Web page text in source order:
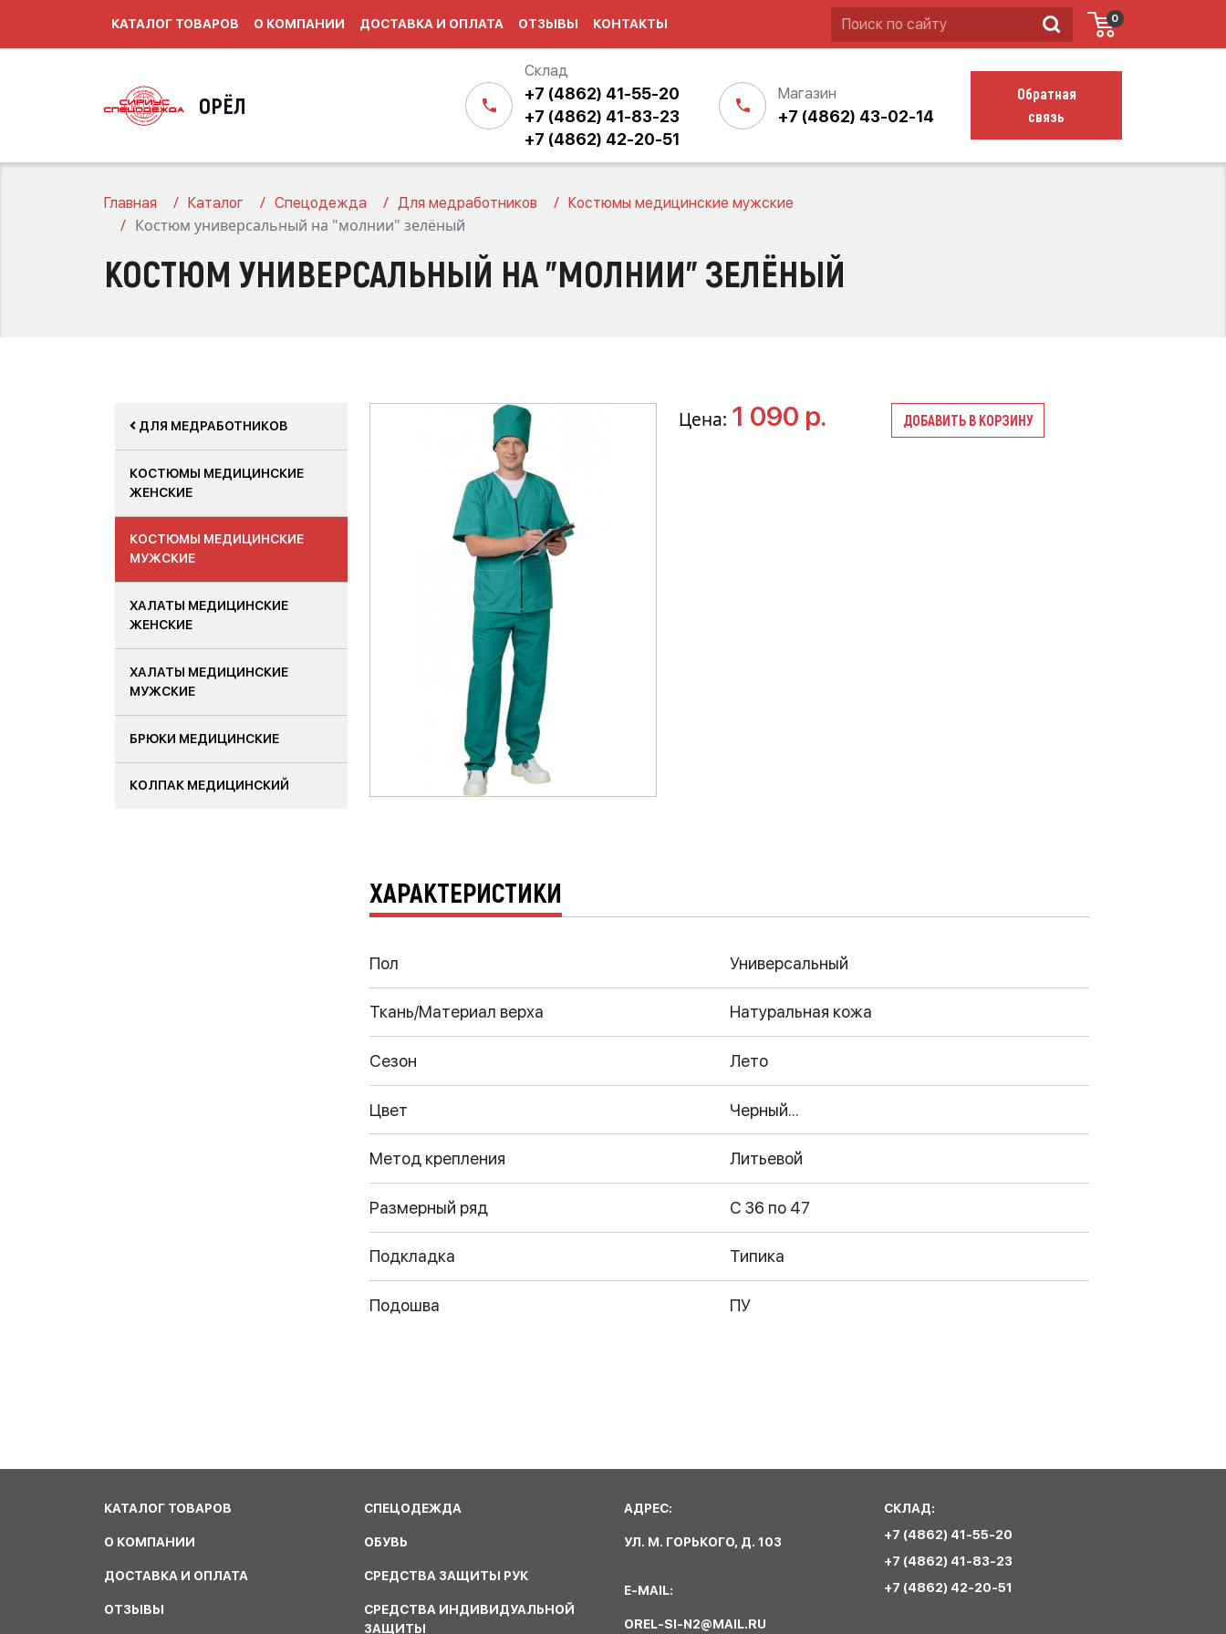
КАТАЛОГ ТОВАРОВ О КОМПАНИИ ДОСТАВКА И ОПЛАТА ОТЗЫВЫ КОНТАКТЫ 0
ОРЁЛ
Склад
+7 (4862) 41-55-20
+7 (4862) 41-83-23
+7 (4862) 42-20-51
Магазин
+7 (4862) 43-02-14
Обратная
связь
Главная Каталог Спецодежда Для медработников Костюмы медицинские мужские
Костюм универсальный на "молнии" зелёный
КОСТЮМ УНИВЕРСАЛЬНЫЙ НА "МОЛНИИ" ЗЕЛЁНЫЙ
ДЛЯ МЕДРАБОТНИКОВ
КОСТЮМЫ МЕДИЦИНСКИЕ
ЖЕНСКИЕ
КОСТЮМЫ МЕДИЦИНСКИЕ
МУЖСКИЕ
ХАЛАТЫ МЕДИЦИНСКИЕ
ЖЕНСКИЕ
ХАЛАТЫ МЕДИЦИНСКИЕ
МУЖСКИЕ
БРЮКИ МЕДИЦИНСКИЕ
КОЛПАК МЕДИЦИНСКИЙ
Цена: 1 090 р. ДОБАВИТЬ В КОРЗИНУ
ХАРАКТЕРИСТИКИ
Пол Универсальный
Ткань/Материал верха Натуральная кожа
Сезон Лето
Цвет Черный...
Метод крепления Литьевой
Размерный ряд С 36 по 47
Подкладка Типика
Подошва ПУ
КАТАЛОГ ТОВАРОВ
О КОМПАНИИ
ДОСТАВКА И ОПЛАТА
ОТЗЫВЫ
СПЕЦОДЕЖДА
ОБУВЬ
СРЕДСТВА ЗАЩИТЫ РУК
СРЕДСТВА ИНДИВИДУАЛЬНОЙ
ЗАЩИТЫ
АДРЕС:
УЛ. М. ГОРЬКОГО, Д. 103
E-MAIL:
OREL-SI-N2@MAIL.RU
СКЛАД:
+7 (4862) 41-55-20
+7 (4862) 41-83-23
+7 (4862) 42-20-51